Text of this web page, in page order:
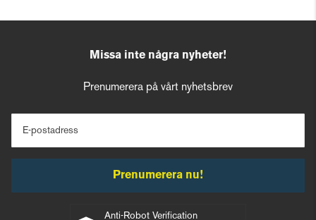
Missa inte några nyheter!
Prenumerera på vårt nyhetsbrev
E-postadress
Prenumerera nu!
Anti-Robot Verification